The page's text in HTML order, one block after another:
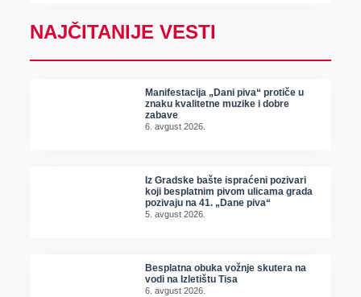
NAJČITANIJE VESTI
Manifestacija „Dani piva“ protiče u
znaku kvalitetne muzike i dobre
zabave
6. avgust 2026.
Iz Gradske bašte ispraćeni pozivari
koji besplatnim pivom ulicama grada
pozivaju na 41. „Dane piva“
5. avgust 2026.
Besplatna obuka vožnje skutera na
vodi na Izletištu Tisa
6. avgust 2026.